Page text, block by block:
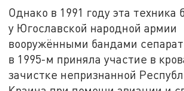
Однако в 1991 году эта техника
у Югославской народной армии
вооружёнными бандами
в 1995-м приняла участие в
зачистке непризнанной